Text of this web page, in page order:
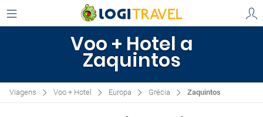
Voo + Hotel a
Zaquintos
Viagens Voo + Hotel Europa Grécia Zaquintos